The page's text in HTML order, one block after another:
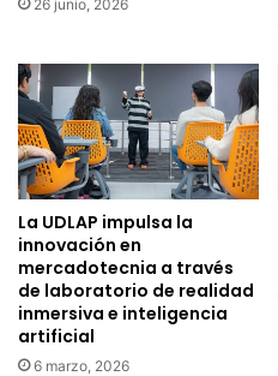
26 junio, 2026
La UDLAP impulsa la
innovación en
mercadotecnia a través
de laboratorio de realidad
inmersiva e inteligencia
artificial
6 marzo, 2026